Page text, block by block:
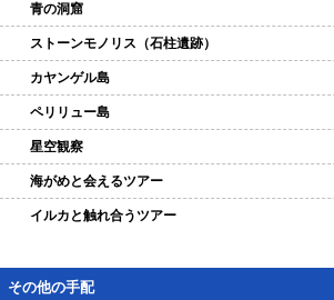
青の洞窟
ストーンモノリス（石柱遺跡）
カヤンゲル島
ペリリュー島
星空観察
海がめと会えるツアー
イルカと触れ合うツアー
その他の手配